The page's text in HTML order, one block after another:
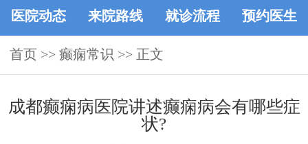
医院动态 来院路线 就诊流程 预约医生
首页 >> 癫痫常识 >> 正文
成都癫痫病医院讲述癫痫病会有哪些症
状?